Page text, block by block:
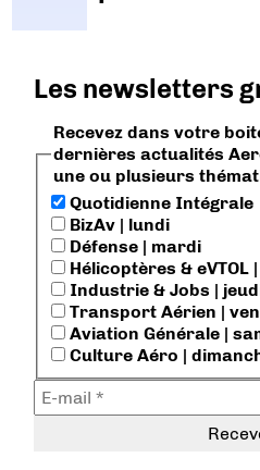
Les newsletters
Recevez dans votre
dernières actualités
une ou plusieurs
Quotidienne Intégrale
BizAv | lundi
Défense | mardi
Hélicoptères & eVTOL
Industrie & Jobs |
Transport Aérien |
Aviation Générale |
Culture Aéro |